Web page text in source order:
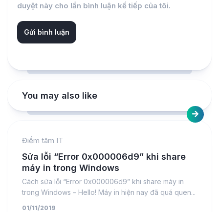
duyệt này cho lần bình luận kế tiếp của tôi.
You may also like
Điểm tâm IT
Sửa lỗi “Error 0x000006d9” khi share
máy in trong Windows
Cách sửa lỗi “Error 0x000006d9” khi share máy in
trong Windows – Hello! Máy in hiện nay đã quá quen...
01/11/2019